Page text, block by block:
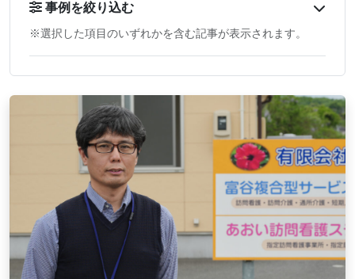
事例を絞り込む
※選択した項目のいずれかを含む記事が表示されます。